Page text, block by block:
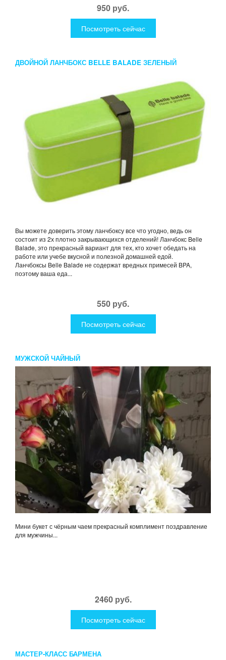
950 руб.
Посмотреть сейчас
ДВОЙНОЙ ЛАНЧБОКС BELLE BALADE ЗЕЛЕНЫЙ
Вы можете доверить этому ланчбоксу все что угодно, ведь он
состоит из 2х плотно закрывающихся отделений! Ланчбокс Belle
Balade, это прекрасный вариант для тех, кто хочет обедать на
работе или учебе вкусной и полезной домашней едой.
Ланчбоксы Belle Balade не содержат вредных примесей BPA,
поэтому ваша еда...
550 руб.
Посмотреть сейчас
МУЖСКОЙ ЧАЙНЫЙ
Мини букет с чёрным чаем прекрасный комплимент поздравление
для мужчины...
2460 руб.
Посмотреть сейчас
МАСТЕР-КЛАСС БАРМЕНА